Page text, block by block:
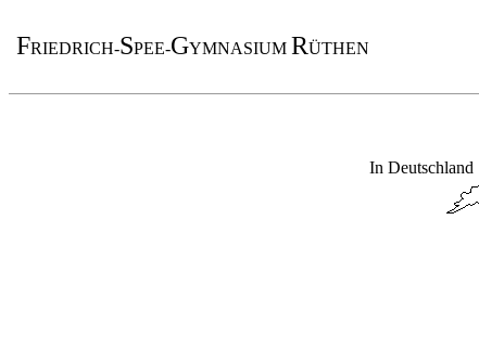
FRIEDRICH-SPEE-GYMNASIUM RÜTHEN
In Deutschland